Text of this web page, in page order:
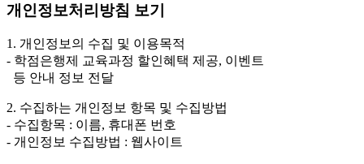
3. 개인정보 보유/이용 기간: 법령상 정하는 경우를 제
외하고는 회원탈퇴 시까지 이용 및 보관합니다. 단, 비회
원이거나 상담 시로부터 3년 이내 탈퇴하는 자의 경우,
소비자 불만 또는 분쟁처리를 위해 3년간 보관합니다.
의 경우에는 상담 신청이 제한됩니다.
개인정보처리방침 보기
1. 개인정보의 수집 및 이용목적
- 학점은행제 교육과정 할인혜택 제공, 이벤트
등 안내 정보 전달
2. 수집하는 개인정보 항목 및 수집방법
- 수집항목 : 이름, 휴대폰 번호
- 개인정보 수집방법 : 웹사이트